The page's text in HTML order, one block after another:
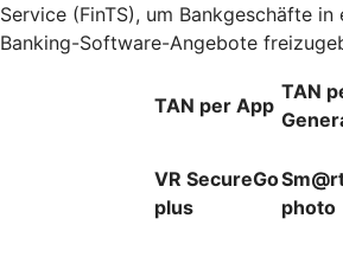
Service (FinTS), um Bankgeschäfte in
Banking-Software-Angebote
TAN per App
TAN
VR SecureGo
plus
photo